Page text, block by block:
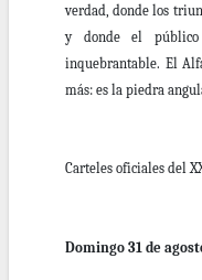
verdad, donde los
y donde el
inquebrantable. El
más: es la piedra
Carteles oficiales del
Domingo 31 de